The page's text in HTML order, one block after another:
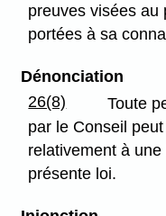
preuves visées au
portées à sa
Dénonciation
26(8)
Toute
par le Conseil
relativement à
présente loi.